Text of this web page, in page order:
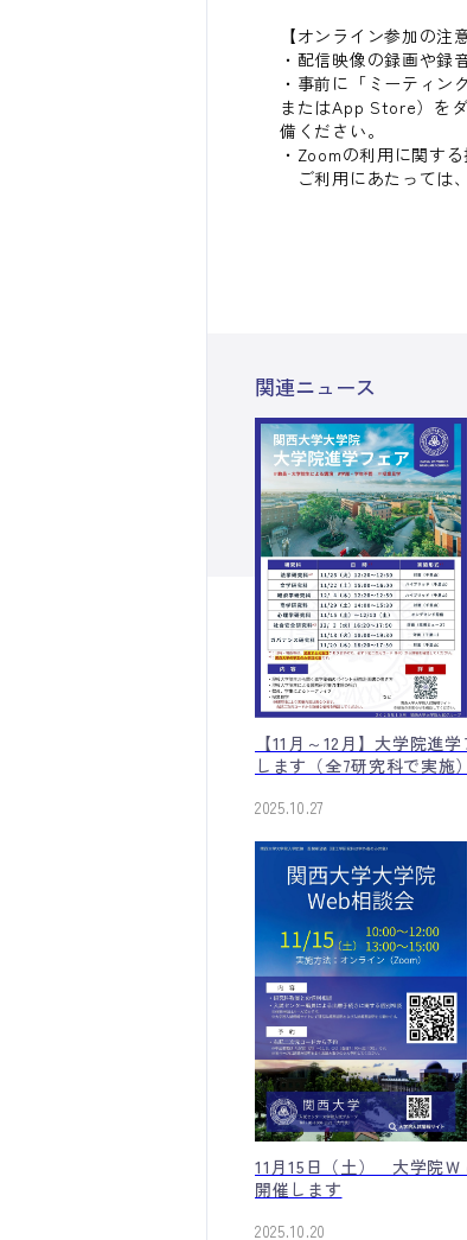
【オンライン参加の注
・配信映像の録画や録
・事前に「ミーティ
またはApp Store）を
備ください。
・Zoomの利用に関す
ご利用にあたっては
関連ニュース
【11月～12月】大学院進
します（全7研究科で実施）
2025.10.27
11月15日（土） 大学院Ｗ
開催します
2025.10.20